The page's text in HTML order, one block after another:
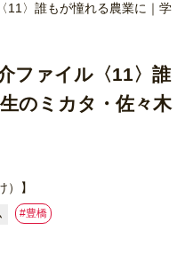
11〉誰もが憧れる農業に｜学
ファイル〈11〉誰
のミカタ・佐々木
】
#豊橋